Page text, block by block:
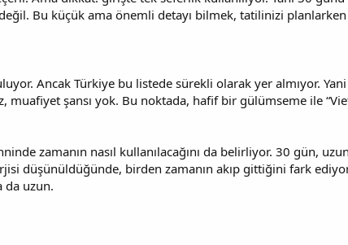
Bu küçük ama önemli detayı bilmek, tatilinizi
Ancak Türkiye bu listede sürekli olarak yer almıyor.
muafiyet şansı yok. Bu noktada, hafif bir gülümseme ile
zamanın nasıl kullanılacağını da belirliyor. 30 gün,
düşünüldüğünde, birden zamanın akıp gittiğini fark
da uzun.